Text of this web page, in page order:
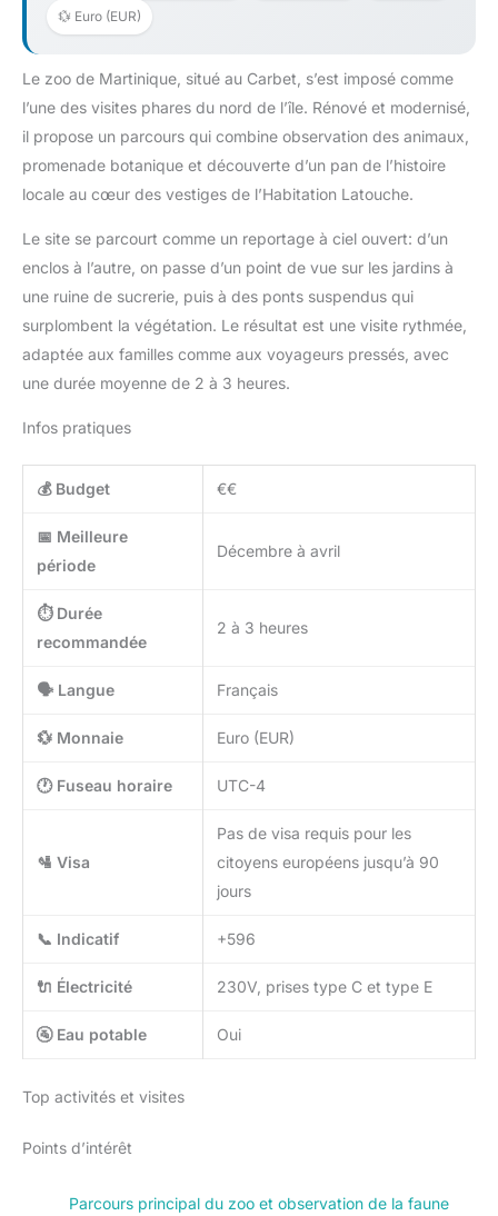
💱 Euro (EUR)
Le zoo de Martinique, situé au Carbet, s’est imposé comme
l’une des visites phares du nord de l’île. Rénové et modernisé,
il propose un parcours qui combine observation des animaux,
promenade botanique et découverte d’un pan de l’histoire
locale au cœur des vestiges de l’Habitation Latouche.
Le site se parcourt comme un reportage à ciel ouvert: d’un
enclos à l’autre, on passe d’un point de vue sur les jardins à
une ruine de sucrerie, puis à des ponts suspendus qui
surplombent la végétation. Le résultat est une visite rythmée,
adaptée aux familles comme aux voyageurs pressés, avec
une durée moyenne de 2 à 3 heures.
Infos pratiques
💰 Budget €€
📅 Meilleure
période
Décembre à avril
⏱️ Durée
recommandée
2 à 3 heures
🗣️ Langue Français
💱 Monnaie Euro (EUR)
🕐 Fuseau horaire UTC-4
🛂 Visa
Pas de visa requis pour les
citoyens européens jusqu’à 90
jours
📞 Indicatif +596
🔌 Électricité 230V, prises type C et type E
🚰 Eau potable Oui
Top activités et visites
Points d’intérêt
Parcours principal du zoo et observation de la faune